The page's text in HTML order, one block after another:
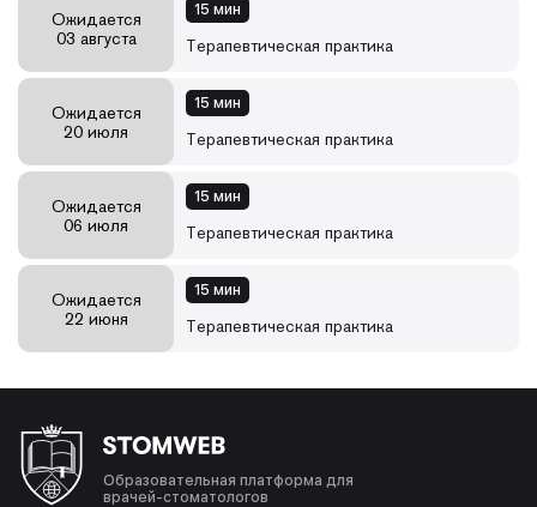
Ожидается
03 августа
15 мин
Терапевтическая практика
Ожидается
20 июля
15 мин
Терапевтическая практика
Ожидается
06 июля
15 мин
Терапевтическая практика
Ожидается
22 июня
15 мин
Терапевтическая практика
Образовательная платформа для
врачей-стоматологов